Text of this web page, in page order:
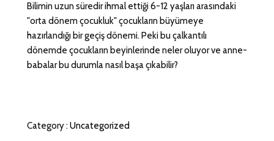
Bilimin uzun süredir ihmal ettiği 6-12 yaşları arasındaki
"orta dönem çocukluk" çocukların büyümeye
hazırlandığı bir geçiş dönemi. Peki bu çalkantılı
dönemde çocukların beyinlerinde neler oluyor ve anne-
babalar bu durumla nasıl başa çıkabilir?
Category : Uncategorized